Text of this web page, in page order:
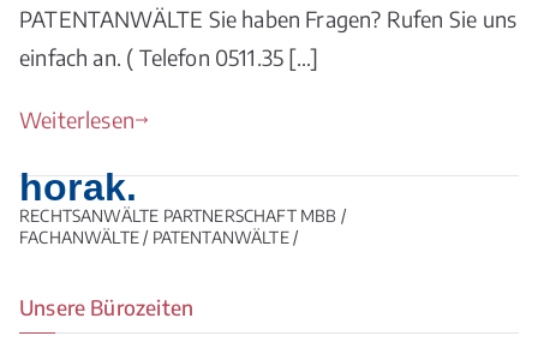
PATENTANWÄLTE Sie haben Fragen? Rufen Sie uns
einfach an. ( Telefon 0511.35 […]
Weiterlesen
horak.
RECHTSANWÄLTE PARTNERSCHAFT MBB /
FACHANWÄLTE / PATENTANWÄLTE /
Unsere Bürozeiten